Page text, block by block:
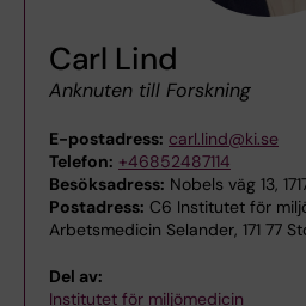
Carl Lind
Anknuten till Forskning
E-postadress: carl.lind@ki.se
Telefon: +46852487114
Besöksadress: Nobels väg 13,
Postadress: C6 Institutet för
Arbetsmedicin Selander, 171 77
Del av:
Institutet för miljömedicin